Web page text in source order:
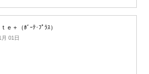
ｅ＋（ﾎﾞｰﾃ･ﾌﾟﾗｽ）
01日